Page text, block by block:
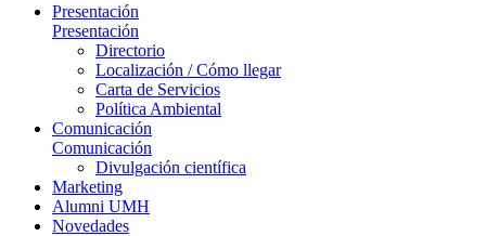
Presentación
Presentación
Directorio
Localización / Cómo llegar
Carta de Servicios
Política Ambiental
Comunicación
Comunicación
Divulgación científica
Marketing
Alumni UMH
Novedades